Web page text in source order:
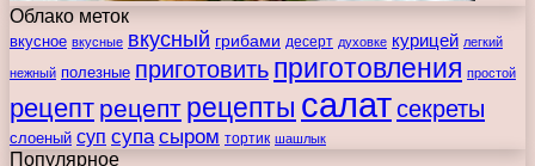
Облако меток
вкусное вкусные вкусный грибами десерт духовке курицей легкий
нежный полезные приготовить приготовления простой
рецепт рецепт рецепты салатсекреты
слоеный суп супа сыром тортик шашлык
Популярное